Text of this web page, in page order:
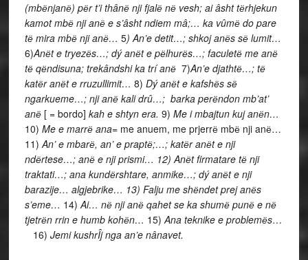
(mbёnjanё) pёr t’i thânё nji fjalё nё vesh; ai âsht tёrhjekun
kamot mbё nji anё e s’âsht ndiem mâ;… ka vûmё do pare
tё mira mbё nji anё… 5) An’e detit…; shkoj anёs sё lumit…
6)Anёt e tryezёs…; dý anёt e pёlhurёs…; faculetё me anё
tё qёndisuna; trekândshi ka trí anё 7)An’e djathtё…; tё
katёr anёt e rruzullimit… 8) Dý anёt e kafshёs sё
ngarkueme…; nji anё kali drû…; barka perёndon mb’at’
anё [ = bordo] kah e shtyn era. 9) Me i mbajtun kuj anёn…
10) Me e marrё ana= me anuem, me prjerrё mbё nji anё…
11)An’ e mbarё, an’ e praptё;…; katёr anёt e nji
ndёrtese…; anё e nji prismi… 12) Anёt firmatare tё nji
traktati…; ana kundёrshtare, anmike…; dý anёt e nji
barazije… algjebrike… 13) Falju me shёndet prej anёs
s’eme… 14)Ai… nё nji anё qahet se ka shumё punё e nё
tjetrёn rrin e humb kohёn… 15)Ana teknike e problemёs…
16) Jemi kushrÎj nga an’e nânavet.